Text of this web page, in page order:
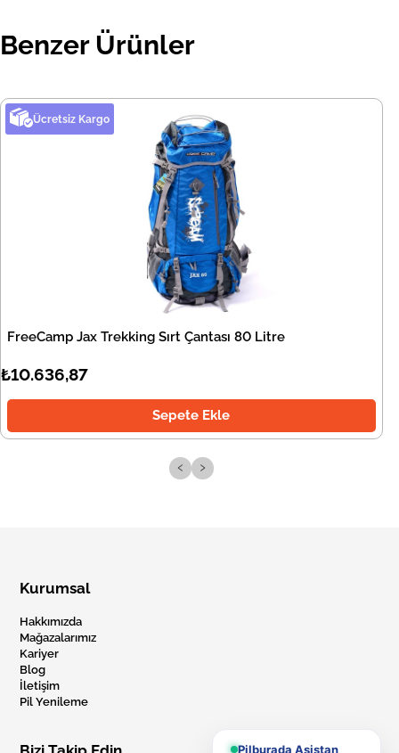
Benzer Ürünler
Ücretsiz Kargo
FreeCamp Jax Trekking Sırt Çantası 80 Litre
₺10.636,87
Sepete Ekle
‹ ›
Kurumsal
Hakkımızda
Mağazalarımız
Kariyer
Blog
İletişim
Pil Yenileme
Pilburada Asistan